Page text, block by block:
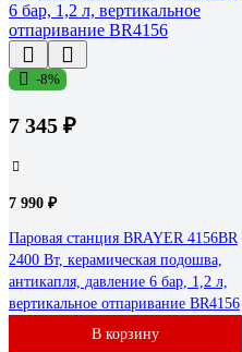
-8%
7 345 ₽
7 990 ₽
Паровая станция BRAYER 4156BR
2400 Вт, керамическая подошва,
антикапля, давление 6 бар, 1,2 л,
вертикальное отпаривание BR4156
В корзину